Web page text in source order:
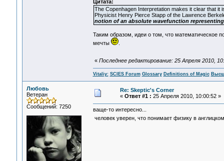
Цитата:
The Copenhagen Interpretation makes it clear that it
Physicist Henry Pierce Stapp of the Lawrence
notion of an absolute wavefunction
Таким образом, идеи о том, что математическое
мечты
.
« Последнее редактирование: 25 Апреля 2010,
Vitaliy: SCIES Forum Glossary Definitions of Magic
Любовь
Ветеран
Сообщений: 7250
Re: Skeptic's Corner
« Ответ #1 : 25 Апреля 2010, 10:00:52 »
ваще-то интересно...
человек уверен, что понимает физику в